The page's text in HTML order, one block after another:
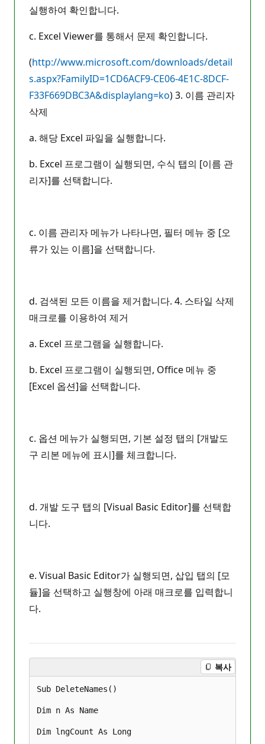
실행하여 확인합니다.
c. Excel Viewer를 통해서 문제 확인합니다.
(http://www.microsoft.com/downloads/detail
s.aspx?FamilyID=1CD6ACF9-CE06-4E1C-8DCF-
F33F669DBC3A&displaylang=ko) 3. 이름 관리자
삭제
a. 해당 Excel 파일을 실행합니다.
b. Excel 프로그램이 실행되면, 수식 탭의 [이름 관
리자]를 선택합니다.
c. 이름 관리자 메뉴가 나타나면, 필터 메뉴 중 [오
류가 있는 이름]을 선택합니다.
d. 검색된 모든 이름을 제거합니다. 4. 스타일 삭제
매크로를 이용하여 제거
a. Excel 프로그램을 실행합니다.
b. Excel 프로그램이 실행되면, Office 메뉴 중
[Excel 옵션]을 선택합니다.
c. 옵션 메뉴가 실행되면, 기본 설정 탭의 [개발도
구 리본 메뉴에 표시]를 체크합니다.
d. 개발 도구 탭의 [Visual Basic Editor]를 선택합
니다.
e. Visual Basic Editor가 실행되면, 삽입 탭의 [모
듈]을 선택하고 실행창에 아래 매크로를 입력합니
다.
복사
Sub DeleteNames()
Dim n As Name
Dim lngCount As Long